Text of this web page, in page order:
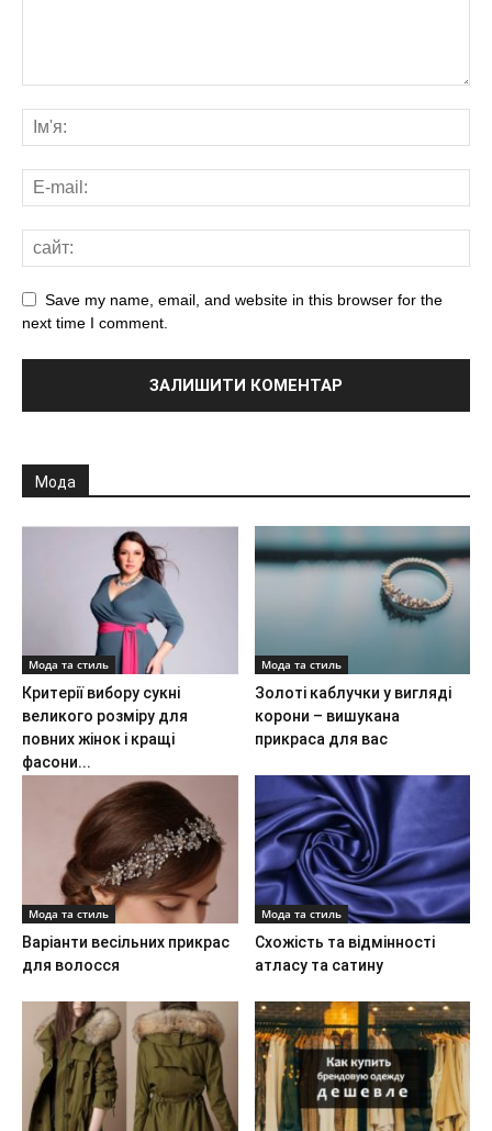
Save my name, email, and website in this browser for the
next time I comment.
Мода
Мода та стиль
Критерії вибору сукні
великого розміру для
повних жінок і кращі
фасони...
Мода та стиль
Золоті каблучки у вигляді
корони – вишукана
прикраса для вас
Мода та стиль
Варіанти весільних прикрас
для волосся
Мода та стиль
Схожість та відмінності
атласу та сатину